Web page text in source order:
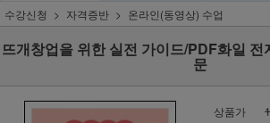
수강신청 자격증반 온라인(동영상) 수업
뜨개창업을 위한 실전 가이드/PDF화일
문
상품가